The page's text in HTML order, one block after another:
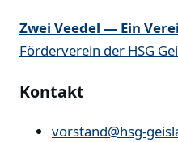
Zwei Veedel — Ein
Förderverein der HSG
Kontakt
vorstand@hsg-